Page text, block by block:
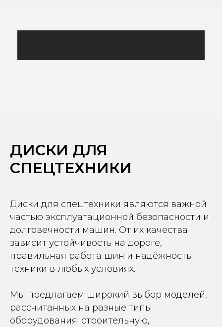
ДИСКИ ДЛЯ
СПЕЦТЕХНИКИ
Диски для спецтехники являются важной
частью эксплуатационной безопасности и
долговечности машин. От их качества
зависит устойчивость на дороге,
правильная работа шин и надёжность
техники в любых условиях.
Мы предлагаем широкий выбор моделей,
рассчитанных на разные типы
оборудования: строительную,